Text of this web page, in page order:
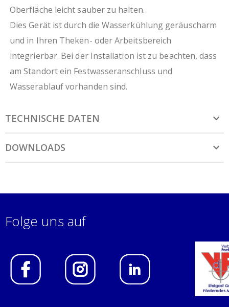
Oberfläche leicht sauber zu halten.
Dies Gerät ist durch die Wasserkühlung geräuscharm
und in Ihren Theken- oder Arbeitsbereich
integrierbar. Bei der Installation ist zu beachten, dass
am Standort ein Festwasseranschluss und
Wasserablauf vorhanden sind.
TECHNISCHE DATEN
DOWNLOADS
Folge uns auf